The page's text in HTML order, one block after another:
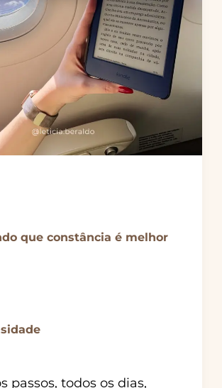
que constância é melhor
passos, todos os dias,